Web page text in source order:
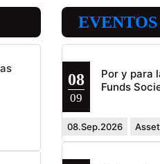
EVENTOS
08
09
Por y para
Funds
08.Sep.2026